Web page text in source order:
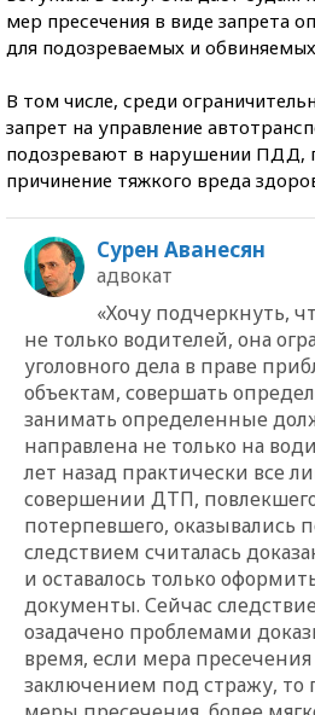
мер пресечения в виде запрета
для подозреваемых и
В том числе, среди
запрет на управление
подозревают в нарушении ПДД,
причинение тяжкого вреда
Сурен Аванесян
адвокат
«Хочу подчеркнуть,
не только водителей, она
уголовного дела в праве
объектам, совершать
занимать определенные
направлена не только на
лет назад практически все
совершении ДТП,
потерпевшего, оказывались
следствием считалась
и оставалось только
документы. Сейчас
озадачено проблемами
время, если мера пресечения
заключением под стражу, то